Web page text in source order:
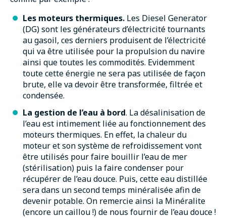
Les moteurs thermiques. Les Diesel Generator
(DG) sont les générateurs d’électricité tournants
au gasoil, ces derniers produisent de l’électricité
qui va être utilisée pour la propulsion du navire
ainsi que toutes les commodités. Evidemment
toute cette énergie ne sera pas utilisée de façon
brute, elle va devoir être transformée, filtrée et
condensée.
La gestion de l’eau à bord. La désalinisation de
l’eau est intimement liée au fonctionnement des
moteurs thermiques. En effet, la chaleur du
moteur et son système de refroidissement vont
être utilisés pour faire bouillir l’eau de mer
(stérilisation) puis la faire condenser pour
récupérer de l’eau douce. Puis, cette eau distillée
sera dans un second temps minéralisée afin de
devenir potable. On remercie ainsi la Minéralite
(encore un caillou !) de nous fournir de l’eau douce !